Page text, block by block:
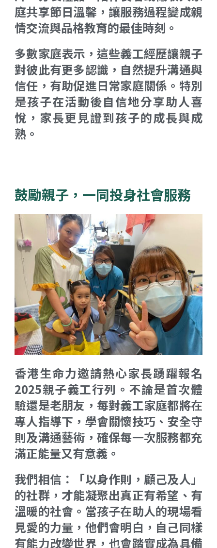
庭共享節日溫馨，讓服務過程變成親
情交流與品格教育的最佳時刻。
多數家庭表示，這些義工經歷讓親子
對彼此有更多認識，自然提升溝通與
信任，有助促進日常家庭關係。特別
是孩子在活動後自信地分享助人喜
悅，家長更見證到孩子的成長與成
熟。
鼓勵親子，一同投身社會服務
香港生命力邀請熱心家長踴躍報名
2025親子義工行列。不論是首次體
驗還是老朋友，每對義工家庭都將在
專人指導下，學會關懷技巧、安全守
則及溝通藝術，確保每一次服務都充
滿正能量又有意義。
我們相信：「以身作則，顧己及人」
的社群，才能凝聚出真正有希望、有
溫暖的社會。當孩子在助人的現場看
見愛的力量，他們會明白，自己同樣
有能力改變世界，也會踏實成為具備